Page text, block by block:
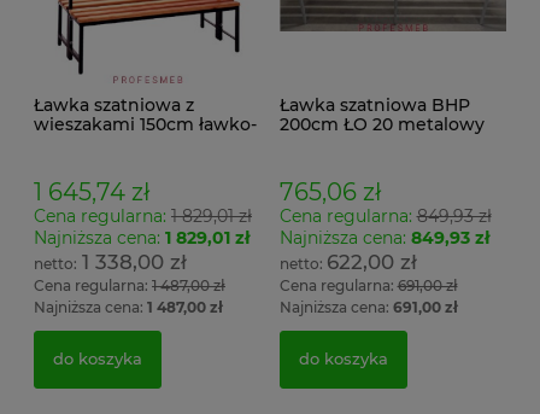
Ławka szatniowa z
wieszakami 150cm ławko-
1 645,74 zł
Cena regularna: 1 829,01 zł
Najniższa cena: 1 829,01 zł
1 338,00 zł
Cena regularna: 1 487,00 zł
Najniższa cena: 1 487,00 zł
do koszyka
Ławka szatniowa BHP
200cm ŁO 20 metalowy
765,06 zł
Cena regularna:849,93 zł
Najniższa cena: 849,93 zł
622,00 zł
Cena regularna:691,00 zł
Najniższa cena: 691,00 zł
do koszyka